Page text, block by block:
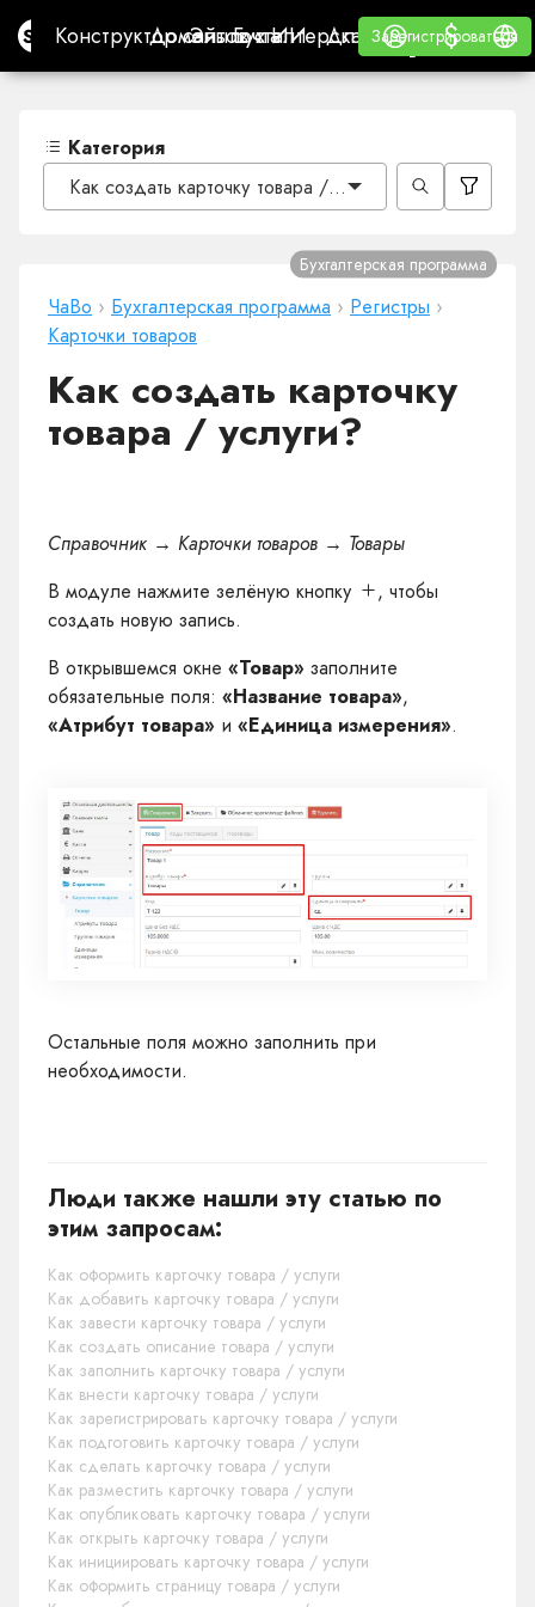
Site.proКонструктор сайтов с ИИ
Конструктор сайтов с ИИ
Домены
ДоменыЭл. почта
Эл. почта
Бухгалтерская программа
Бухгалтерская программа
Для
Для Реселлеров
ВАЙТ ЛЕЙБЛ
Обучение
Обучение
Зарегистрироваться
Зарегистрироваться
Войти $
$
Категория
Как создать карточку товара / услуги?
ЧаВо › Бухгалтерская программа › Регистры ›
Карточки товаров
Бухгалтерская программа
Как создать карточку
товара / услуги?
Справочник → Карточки товаров → Товары
В модуле нажмите зелёную кнопку
, чтобы
создать новую запись.
В открывшемся окне «Товар» заполните
обязательные поля: «Название товара»,
«Атрибут товара» и «Единица измерения».
Остальные поля можно заполнить при
необходимости.
Люди также нашли эту статью по
этим запросам:
Как оформить карточку товара / услуги
Как добавить карточку товара / услуги
Как завести карточку товара / услуги
Как создать описание товара / услуги
Как заполнить карточку товара / услуги
Как внести карточку товара / услуги
Как зарегистрировать карточку товара / услуги
Как подготовить карточку товара / услуги
Как сделать карточку товара / услуги
Как разместить карточку товара / услуги
Как опубликовать карточку товара / услуги
Как открыть карточку товара / услуги
Как инициировать карточку товара / услуги
Как оформить страницу товара / услуги